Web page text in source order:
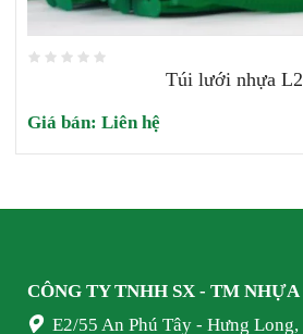
Túi lưới nhựa
Giá bán: Liên hệ
CÔNG TY TNHH SX - TM NHỰA
E2/55 An Phú Tây - Hưng